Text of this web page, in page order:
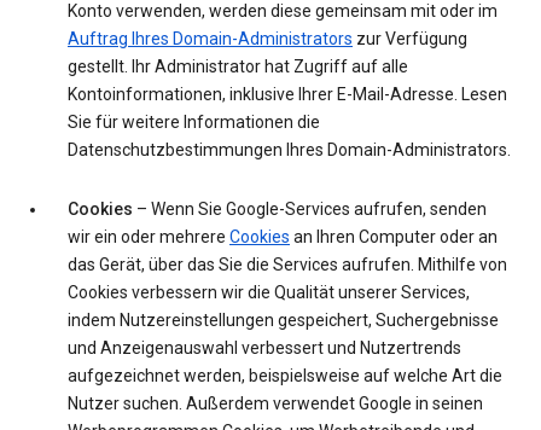
Konto verwenden, werden diese gemeinsam mit oder im
Auftrag Ihres Domain-Administrators zur Verfügung
gestellt. Ihr Administrator hat Zugriff auf alle
Kontoinformationen, inklusive Ihrer E-Mail-Adresse. Lesen
Sie für weitere Informationen die
Datenschutzbestimmungen Ihres Domain-Administrators.
Cookies – Wenn Sie Google-Services aufrufen, senden
wir ein oder mehrere Cookies an Ihren Computer oder an
das Gerät, über das Sie die Services aufrufen. Mithilfe von
Cookies verbessern wir die Qualität unserer Services,
indem Nutzereinstellungen gespeichert, Suchergebnisse
und Anzeigenauswahl verbessert und Nutzertrends
aufgezeichnet werden, beispielsweise auf welche Art die
Nutzer suchen. Außerdem verwendet Google in seinen